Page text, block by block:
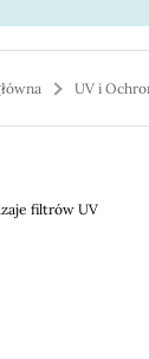
UV i
filtrów UV